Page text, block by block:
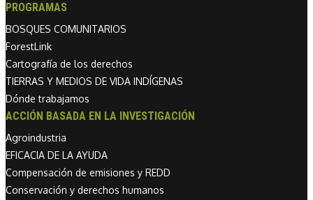
PROGRAMAS
BOSQUES COMUNITARIOS
ForestLink
Cartografía de los derechos
TIERRAS Y MEDIOS DE VIDA INDÍGENAS
Dónde trabajamos
ACCIÓN BASADA EN LA INVESTIGACIÓN
Agroindustria
EFICACIA DE LA AYUDA
Compensación de emisiones y REDD
Conservación y derechos humanos